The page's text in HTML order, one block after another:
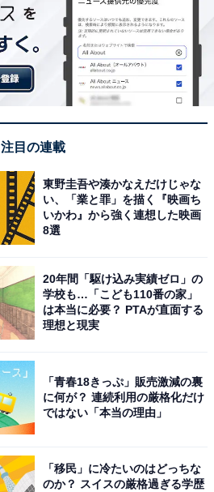
注目の連載
東野圭吾や湊かなえだけじゃな
い、「業と罪」を描く『映画ち
いかわ』から強く連想した映画
8選
20年間「駆け込み実績ゼロ」の
学校も…「こども110番の家」
は本当に必要？ PTAが直面する
理想と現実
「青春18きっぷ」販売激減の裏
に何が？ 連続利用の厳格化だけ
ではない「本当の理由」
「移民」に冷たいのはどっちな
のか？ スイスの厳格過ぎる学歴